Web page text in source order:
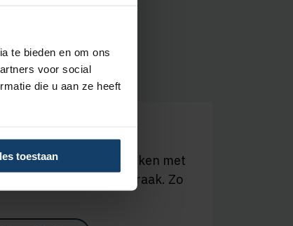
te bieden en om ons
voor social
die u aan ze heeft
toestaan
een wachtlijst. Wij kijken met
een eerdere afspraak. Zo